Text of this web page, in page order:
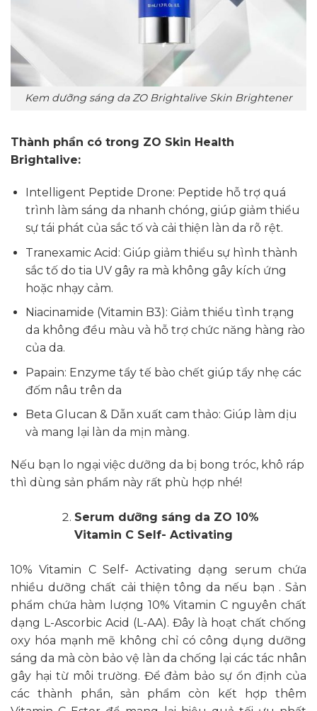
Kem dưỡng sáng da ZO Brightalive Skin Brightener
Thành phần có trong ZO Skin Health
Brightalive:
Intelligent Peptide Drone: Peptide hỗ trợ quá
trình làm sáng da nhanh chóng, giúp giảm thiểu
sự tái phát của sắc tố và cải thiện làn da rõ rệt.
Tranexamic Acid: Giúp giảm thiểu sự hình thành
sắc tố do tia UV gây ra mà không gây kích ứng
hoặc nhạy cảm.
Niacinamide (Vitamin B3): Giảm thiểu tình trạng
da không đều màu và hỗ trợ chức năng hàng rào
của da.
Papain: Enzyme tẩy tế bào chết giúp tẩy nhẹ các
đốm nâu trên da
Beta Glucan & Dẫn xuất cam thảo: Giúp làm dịu
và mang lại làn da mịn màng.
Nếu bạn lo ngại việc dưỡng da bị bong tróc, khô ráp
thì dùng sản phẩm này rất phù hợp nhé!
Serum dưỡng sáng da ZO 10%
Vitamin C Self- Activating
10% Vitamin C Self- Activating dạng serum chứa
nhiều dưỡng chất cải thiện tông da nếu bạn . Sản
phẩm chứa hàm lượng 10% Vitamin C nguyên chất
dạng L-Ascorbic Acid (L-AA). Đây là hoạt chất chống
oxy hóa mạnh mẽ không chỉ có công dụng dưỡng
sáng da mà còn bảo vệ làn da chống lại các tác nhân
gây hại từ môi trường. Để đảm bảo sự ổn định của
các thành phần, sản phẩm còn kết hợp thêm